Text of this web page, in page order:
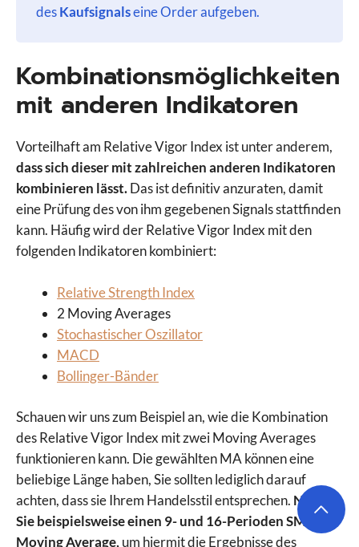
desKaufsignalseine Order aufgeben.
Kombinationsmöglichkeiten
mit anderen Indikatoren
Vorteilhaft am Relative Vigor Index ist unter anderem,
dass sich dieser mit zahlreichen anderen Indikatoren
kombinieren lässt.Das ist definitiv anzuraten, damit
eine Prüfung des von ihm gegebenen Signals stattfinden
kann. Häufig wird der Relative Vigor Index mit den
folgenden Indikatoren kombiniert:
Relative Strength Index
2 Moving Averages
Stochastischer Oszillator
MACD
Bollinger-Bänder
Schauen wir uns zum Beispiel an, wie die Kombination
des Relative Vigor Index mit zwei Moving Averages
funktionieren kann. Die gewählten MA können eine
beliebige Länge haben, Sie sollten lediglich darauf
achten, dass sie Ihrem Handelsstil entsprechen. Nutzen
Sie beispielsweise einen 9- und 16-Perioden SMA als
Moving Average,um hiermit die Ergebnisse des